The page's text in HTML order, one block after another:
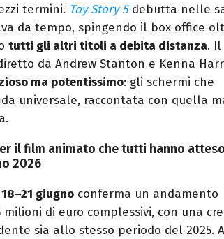
termini. Toy Story 5debutta nelle
da tempo, spingendo il box office
tutti gli altri titoli a debita distanza. Il
da Andrew Stanton e Kenna
ma potentissimo: gli schermi che
universale, raccontata con quella
il film animato che tutti hanno
2026
giugno conferma un andamento
di euro complessivi, con una
sia allo stesso periodo del 2025. A